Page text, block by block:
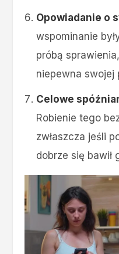
Opowiadanie o
wspominanie
próbą
niepewna swojej
Celowe
Robienie tego
zwłaszcza jeśli
dobrze się bawił